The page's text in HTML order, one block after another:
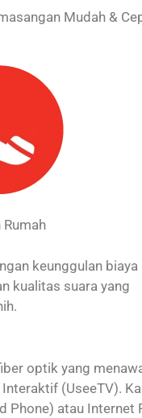
Mudah &
Rumah
keunggulan biaya
kualitas suara yang
optik yang
(UseeTV).
atau